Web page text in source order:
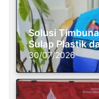
Solusi
Sulap Plastik
30/07/2026